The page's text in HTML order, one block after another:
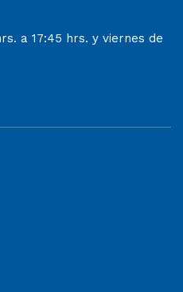
a 17:45 hrs. y viernes de